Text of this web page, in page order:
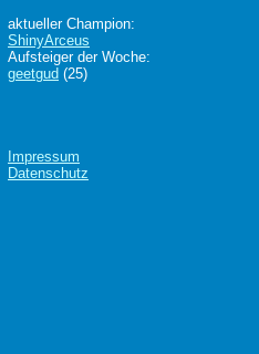
aktueller Champion:
ShinyArceus
Aufsteiger der Woche:
geetgud (25)
Impressum
Datenschutz